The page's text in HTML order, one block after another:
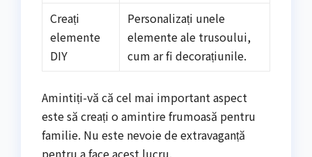
Creați
elemente
DIY
Personalizați unele
elemente ale trusoului,
cum ar fi decorațiunile.
Amintiți-vă că cel mai important aspect
este să creați o amintire frumoasă pentru
familie. Nu este nevoie de extravaganță